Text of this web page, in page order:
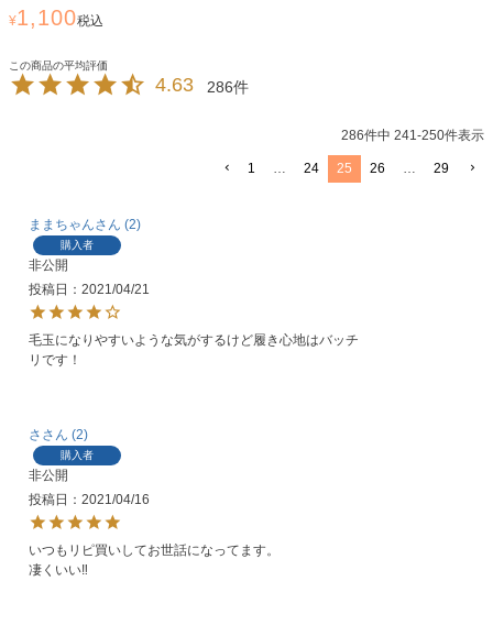
¥1,100税込
4.63 286
286件中 241-250件表示
1 … 24 25 26 … 29
ままちゃん 2
購入者
非公開
投稿日
2021/04/21
毛玉になりやすいような気がするけど履き心地はバッチ
さ 2
購入者
非公開
投稿日
2021/04/16
いつもリピ買いしてお世話になってます。
凄くいい‼︎